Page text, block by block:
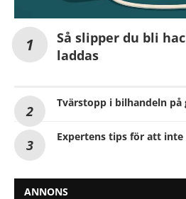
Så slipper du bli
laddas
Tvärstopp i bilhandeln
Expertens tips för att
ANNONS